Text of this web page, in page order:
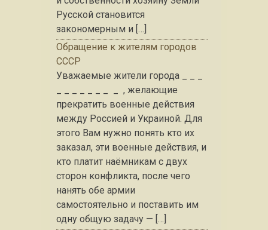
Русской становится
закономерным и […]
Обращение к жителям городов
СССР
Уважаемые жители города _ _ _
_ _ _ _ _ _ _ _ , желающие
прекратить военные действия
между Россией и Украиной. Для
этого Вам нужно понять кто их
заказал, эти военные действия, и
кто платит наёмникам с двух
сторон конфликта, после чего
нанять обе армии
самостоятельно и поставить им
одну общую задачу — […]